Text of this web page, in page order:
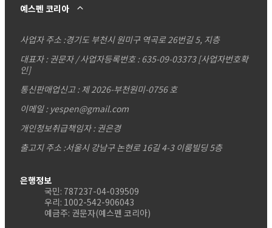
예스펜 코리아
사업자 주소 :경기도 부천시 원미구 역곡로 26번길 5, 지층
대표자 : 권문자 / 사업자등록번호 : 635-09-03373[사업자번호확
인]
통신판매업신고 : 제 2026-부천원미-0756 호
이메일 : yespen@gmail.com
개인정보취급책임자 : 권은경
출고지 주소 :서울시 강남구 논현로 16길 4-3 이룸빌딩 5층
은행정보
국민: 787237-04-039509
우리: 1002-542-906043
예금주: 권문자(예스펜 코리아)